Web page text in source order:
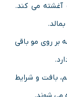
آغشته می کند.
کننده باید ۳۰ تا ۴۰ دقیقه بر روی مو باقی
بافت و شرایط